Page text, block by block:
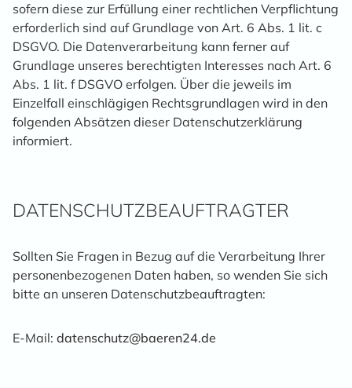
sofern diese zur Erfüllung einer rechtlichen Verpflichtung
erforderlich sind auf Grundlage von Art. 6 Abs. 1 lit. c
DSGVO. Die Datenverarbeitung kann ferner auf
Grundlage unseres berechtigten Interesses nach Art. 6
Abs. 1 lit. f DSGVO erfolgen. Über die jeweils im
Einzelfall einschlägigen Rechtsgrundlagen wird in den
folgenden Absätzen dieser Datenschutzerklärung
informiert.
DATENSCHUTZ­BEAUFTRAGTER
Sollten Sie Fragen in Bezug auf die Verarbeitung Ihrer
personenbezogenen Daten haben, so wenden Sie sich
bitte an unseren Datenschutzbeauftragten:
E-Mail: datenschutz@baeren24.de